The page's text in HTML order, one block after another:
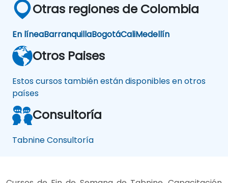
Otras regiones de Colombia
En líneaBarranquillaBogotáCaliMedellín
Otros Paises
Estos cursos también están disponibles en otros
países
Consultoría
Tabnine Consultoría